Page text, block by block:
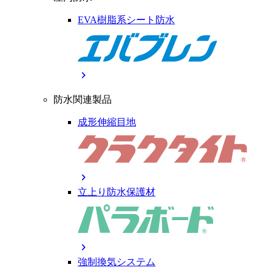
EVA樹脂系シート防水
chevron_right
防水関連製品
成形伸縮目地
chevron_right
立上り防水保護材
chevron_right
強制換気システム